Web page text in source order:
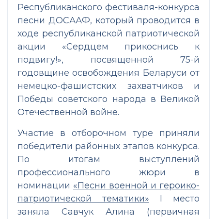
Республиканского фестиваля-конкурса
песни ДОСААФ, который проводится в
ходе республиканской патриотической
акции «Сердцем прикоснись к
подвигу!», посвященной 75-й
годовщине освобождения Беларуси от
немецко-фашистских захватчиков и
Победы советского народа в Великой
Отечественной войне.
Участие в отборочном туре приняли
победители районных этапов конкурса.
По итогам выступлений
профессионального жюри в
номинации «Песни военной и героико-
патриотической тематики» I место
заняла Савчук Алина (первичная